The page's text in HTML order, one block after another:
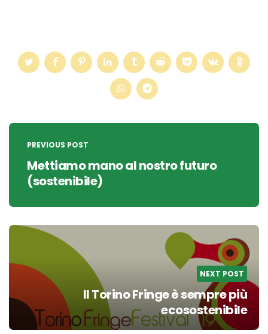
Post
navigation
PREVIOUS POST
Mettiamo mano al nostro futuro
(sostenibile)
NEXT POST
Il Torino Fringe è sempre più
ecosostenibile